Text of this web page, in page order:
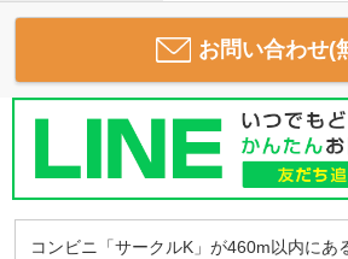
お問い合わせ(
コンビニ「サークルK」が460m以内にあ